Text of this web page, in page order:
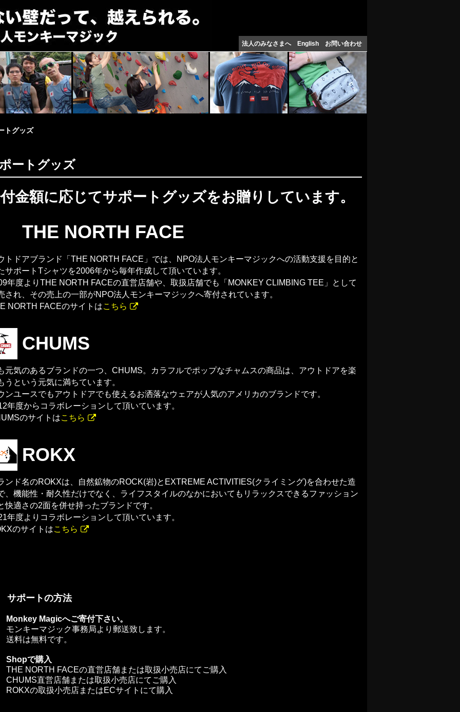
法人のみなさまへ English お問い合わせ
トグッズ
ートグッズ
金額に応じてサポートグッズをお贈りしています。
THE NORTH FACE
トドアブランド「THE NORTH FACE」では、NPO法人モンキーマジックへの活動支援を目的と
サポートTシャツを2006年から毎年作成して頂いています。
年度よりTHE NORTH FACEの直営店舗や、取扱店舗でも「MONKEY CLIMBING TEE」として
され、その売上の一部がNPO法人モンキーマジックへ寄付されています。
NORTH FACEのサイトはこちら
CHUMS
元気のあるブランドの一つ、CHUMS。カラフルでポップなチャムスの商品は、アウトドアを楽
うという元気に満ちています。
ンユースでもアウトドアでも使えるお洒落なウェアが人気のアメリカのブランドです。
年度からコラボレーションして頂いています。
のサイトはこちら
ROKX
ンド名のROKXは、自然鉱物のROCK(岩)とEXTREME ACTIVITIES(クライミング)を合わせた造
、機能性・耐久性だけでなく、ライフスタイルのなかにおいてもリラックスできるファッション
快適さの2面を併せ持ったブランドです。
年度よりコラボレーションして頂いています。
のサイトはこちら
サポートの方法
Monkey Magicへご寄付下さい。
モンキーマジック事務局より郵送致します。
送料は無料です。
Shopで購入
THE NORTH FACEの直営店舗または取扱小売店にてご購入
CHUMS直営店舗または取扱小売店にてご購入
ROKXの取扱小売店またはECサイトにて購入